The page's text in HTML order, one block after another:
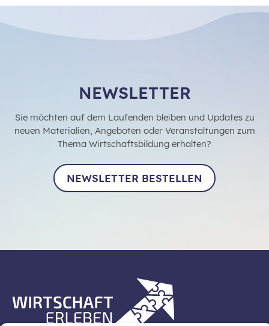
NEWSLETTER
Sie möchten auf dem Laufenden bleiben und Updates zu
neuen Materialien, Angeboten oder Veranstaltungen zum
Thema Wirtschaftsbildung erhalten?
NEWSLETTER BESTELLEN